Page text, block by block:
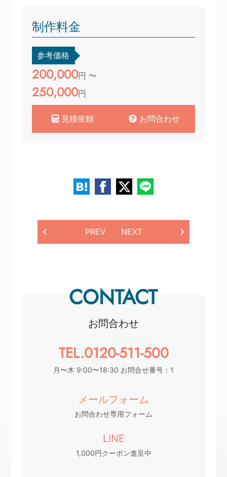
制作料金
参考価格
200,000円 〜
250,000円
見積依頼 お問合わせ
PREV NEXT
CONTACT
お問合わせ
TEL.0120-511-500
月〜木 9:00〜18:30 お問合せ番号：1
メールフォーム
お問合わせ専用フォーム
LINE
1,000円クーポン進呈中